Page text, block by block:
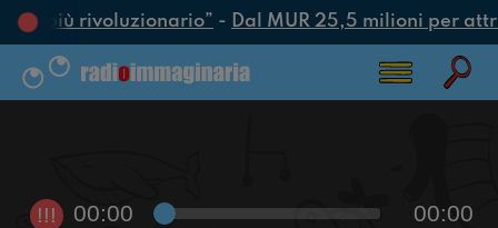
più rivoluzionario”- Dal MUR 25,5 milioni per
!!! 00:00 00:00